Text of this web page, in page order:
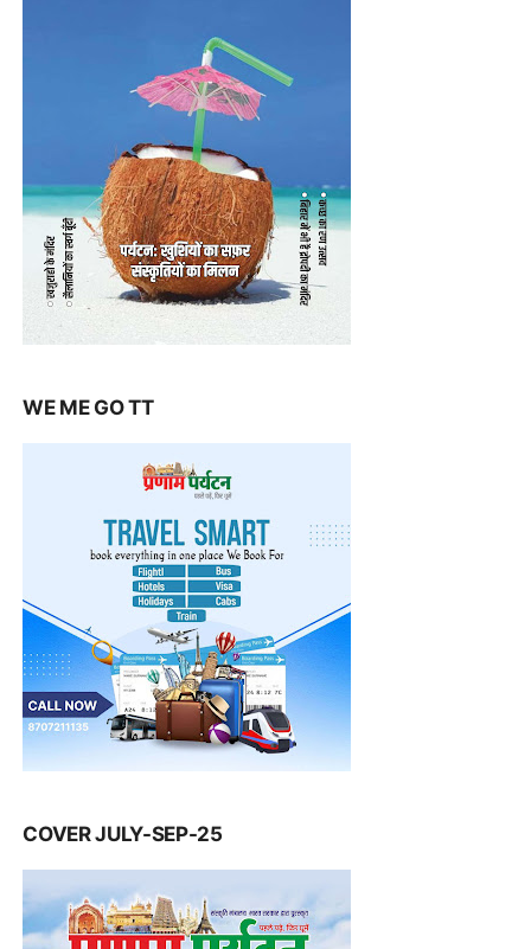
WE ME GO TT
COVER JULY-SEP-25